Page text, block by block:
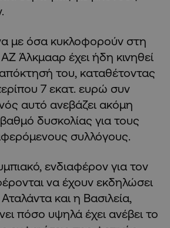
με όσα κυκλοφορούν στη
Άλκμααρ έχει ήδη κινηθεί
του, καταθέτοντας
7 εκατ. ευρώ συν
αυτό ανεβάζει ακόμη
δυσκολίας για τους
συλλόγους.
ενδιαφέρον για τον
να έχουν εκδηλώσει
και η Βασιλεία,
πόσο υψηλά έχει ανέβει το